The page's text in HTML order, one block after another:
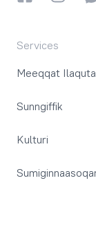
Services
Meeqqat
Sunngiffik
Kulturi